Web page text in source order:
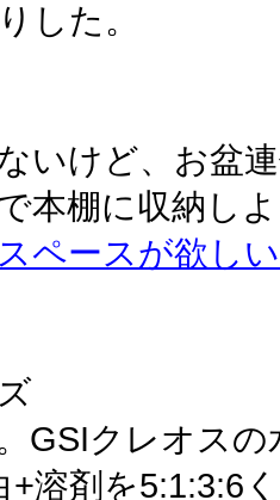
した。
いけど、お盆
本棚に収納し
スペースが欲しい
GSIクレオス
+溶剤を5:1:3:6